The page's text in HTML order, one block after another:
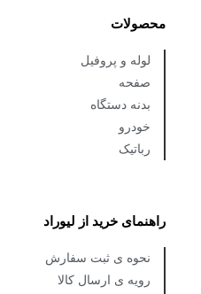
محصولات
لوله و پروفیل
صفحه
بدنه دستگاه
خودرو
رباتیک
راهنمای خرید از لیوراد
نحوه ی ثبت سفارش
رویه ی ارسال کالا